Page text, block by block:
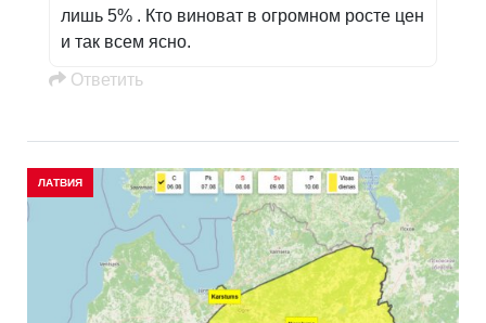
лишь 5% . Кто виноват в огромном росте цен
и так всем ясно.
Oтветить
ЛАТВИЯ